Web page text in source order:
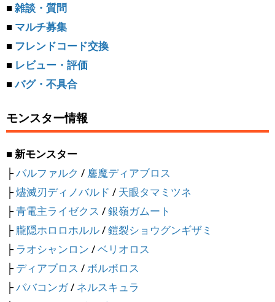
■雑談・質問
■ マルチ募集
■ フレンドコード交換
■ レビュー・評価
■バグ・不具合
モンスター情報
■ 新モンスター
├バルファルク / 鏖魔ディアブロス
├燼滅刃ディノバルド / 天眼タマミツネ
├青電主ライゼクス /銀嶺ガムート
├朧隠ホロロホルル/鎧裂ショウグンギザミ
├ラオシャンロン /ベリオロス
├ディアブロス /ボルボロス
├ババコンガ/ ネルスキュラ